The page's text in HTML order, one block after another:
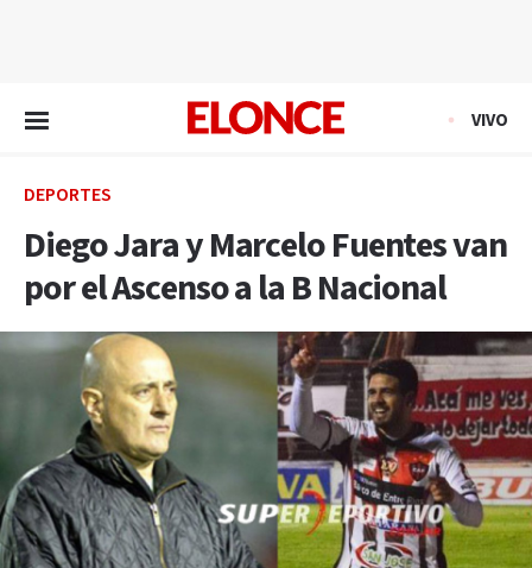
VIVO
DEPORTES
Diego Jara y Marcelo Fuentes van
por el Ascenso a la B Nacional